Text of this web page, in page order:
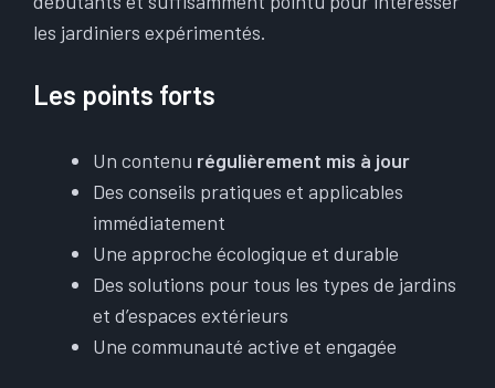
les jardiniers expérimentés.
Les points forts
Un contenu régulièrement mis à jour
Des conseils pratiques et applicables
immédiatement
Une approche écologique et durable
Des solutions pour tous les types de jardins
et d’espaces extérieurs
Une communauté active et engagée